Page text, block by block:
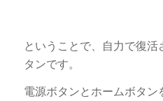
ということで、自力で復
タンです。
電源ボタンとホームボタン